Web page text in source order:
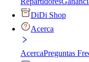
DiDi Shop
Acerca
AcercaPreguntas